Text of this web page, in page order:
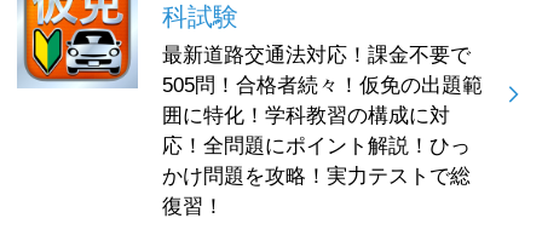
科試験
最新道路交通法対応！課金不要で
505問！合格者続々！仮免の出題範
囲に特化！学科教習の構成に対
応！全問題にポイント解説！ひっ
かけ問題を攻略！実力テストで総
復習！